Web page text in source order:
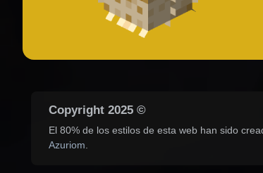
Copyright 2025 ©
El 80% de los estilos de esta web han sido
Azuriom